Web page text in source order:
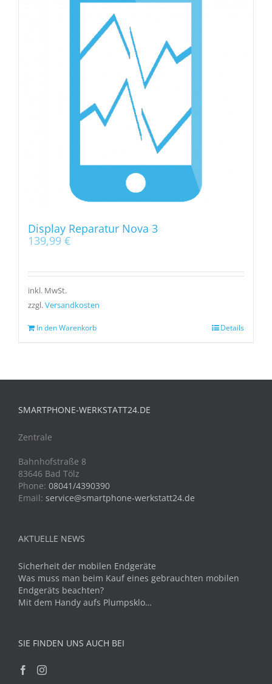
Display Reparatur Nova 3
139,99 €
inkl. MwSt.
zzgl.Versandkosten
In den Warenkorb Details
SMARTPHONE-WERKSTATT24.DE
Zentrale
Bahnhofstraße 8
83646 Bad Tölz
Phone: 08041/4390390
Email: service@smartphone-werkstatt24.de
AKTUELLE NEWS
Sicherheit der mobilen Endgeräte
Was muss man beim Kauf eines gebrauchten mobilen
Endgeräts beachten?
Mit dem Handy aufs Plumpsklo…
SIE FINDEN UNS AUCH BEI